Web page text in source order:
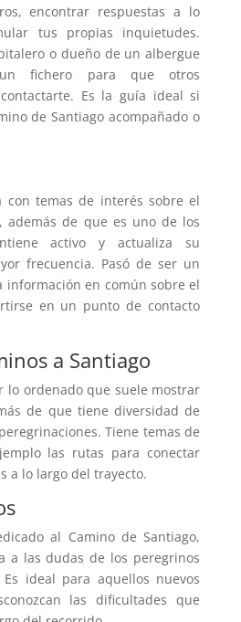
encontrar respuestas a lo
tus propias inquietudes.
o dueño de un albergue
fichero para que otros
Es la guía ideal si
de Santiago acompañado o
con temas de interés sobre el
además de que es uno de los
activo y actualiza su
frecuencia. Pasó de ser un
información en común sobre el
en un punto de contacto
a Santiago
lo ordenado que suele mostrar
de que tiene diversidad de
Tiene temas de
las rutas para conectar
a lo largo del trayecto.
al Camino de Santiago,
a las dudas de los peregrinos
ideal para aquellos nuevos
las dificultades que